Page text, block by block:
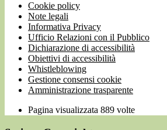
Cookie policy
Note legali
Informativa Privacy
Ufficio Relazioni con il Pubblico
Dichiarazione di accessibilità
Obiettivi di accessibilità
Whistleblowing
Gestione consensi cookie
Amministrazione trasparente
Pagina visualizzata 889 volte